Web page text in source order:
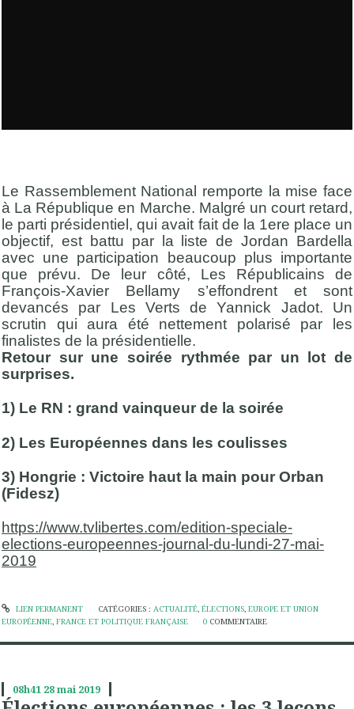
Le Rassemblement National remporte la mise face
à La République en Marche. Malgré un court retard,
le parti présidentiel, qui avait fait de la 1ere place un
objectif, est battu par la liste de Jordan Bardella
avec une participation beaucoup plus importante
que prévu. De leur côté, Les Républicains de
François-Xavier Bellamy s’effondrent et sont
devancés par Les Verts de Yannick Jadot. Un
scrutin qui aura été nettement polarisé par les
finalistes de la présidentielle.
Retour sur une soirée rythmée par un lot de
surprises.
1) Le RN : grand vainqueur de la soirée
2) Les Européennes dans les coulisses
3) Hongrie : Victoire haut la main pour Orban
(Fidesz)
https://www.tvlibertes.com/edition-speciale-
elections-europeennes-journal-du-lundi-27-mai-
2019
LIEN PERMANENT CATÉGORIES : ACTUALITÉ, ÉLECTIONS, EUROPE ET UNION
EUROPÉENNE, FRANCE ET POLITIQUE FRANÇAISE 0 COMMENTAIRE
08h41 28mai 2019